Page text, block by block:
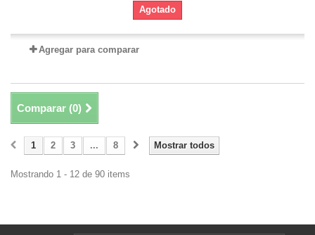
Agotado
Agregar para comparar
Comparar (0)
Mostrar todos
1 2 3 ... 8
Mostrando 1 - 12 de 90 items